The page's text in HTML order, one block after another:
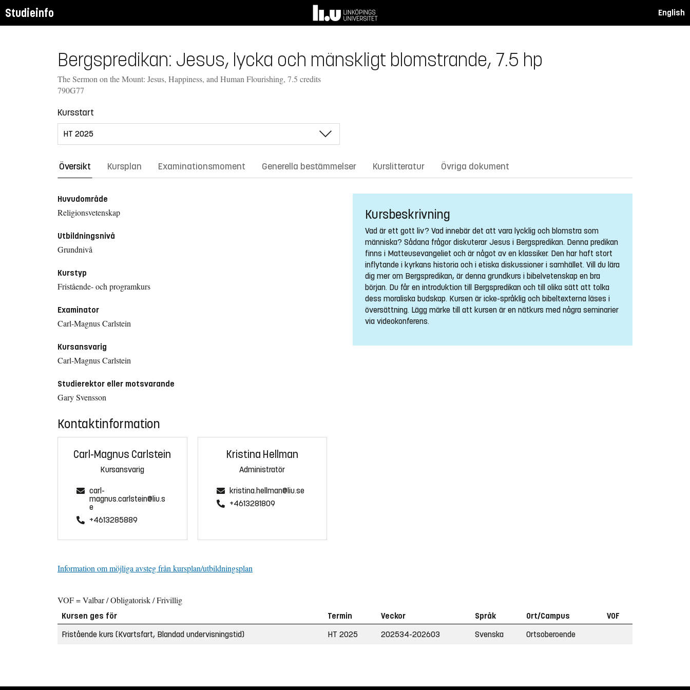
Studieinfo English
Bergspredikan: Jesus, lycka och mänskligt blomstrande, 7.5 hp
The Sermon on the Mount: Jesus, Happiness, and Human Flourishing, 7.5 credits
790G77
Kursstart
Översikt Kursplan Examinationsmoment Generella bestämmelser Kurslitteratur Övriga dokument
Huvudområde
Religionsvetenskap
Utbildningsnivå
Grundnivå
Kurstyp
Fristående- och programkurs
Examinator
Carl-Magnus Carlstein
Kursansvarig
Carl-Magnus Carlstein
Studierektor eller motsvarande
Gary Svensson
Kontaktinformation
Carl-Magnus Carlstein
Kursansvarig
carl-
magnus.carlstein@liu.s
e
+4613285889
Kristina Hellman
Administratör
kristina.hellman@liu.se
+4613281809
Information om möjliga avsteg från kursplan/utbildningsplan
Kursbeskrivning
Vad är ett gott liv? Vad innebär det att vara lycklig och blomstra som
människa? Sådana frågor diskuterar Jesus i Bergspredikan. Denna predikan
finns i Matteusevangeliet och är något av en klassiker. Den har haft stort
inflytande i kyrkans historia och i etiska diskussioner i samhället. Vill du lära
dig mer om Bergspredikan, är denna grundkurs i bibelvetenskap en bra
början. Du får en introduktion till Bergspredikan och till olika sätt att tolka
dess moraliska budskap. Kursen är icke-språklig och bibeltexterna läses i
översättning. Lägg märke till att kursen är en nätkurs med några seminarier
via videokonferens.
VOF = Valbar / Obligatorisk / Frivillig
Kursen ges för Termin Veckor Språk Ort/Campus
VOF
Fristående kurs (Kvartsfart, Blandad undervisningstid)
HT 2025 202534-202603 Svenska Ortsoberoende